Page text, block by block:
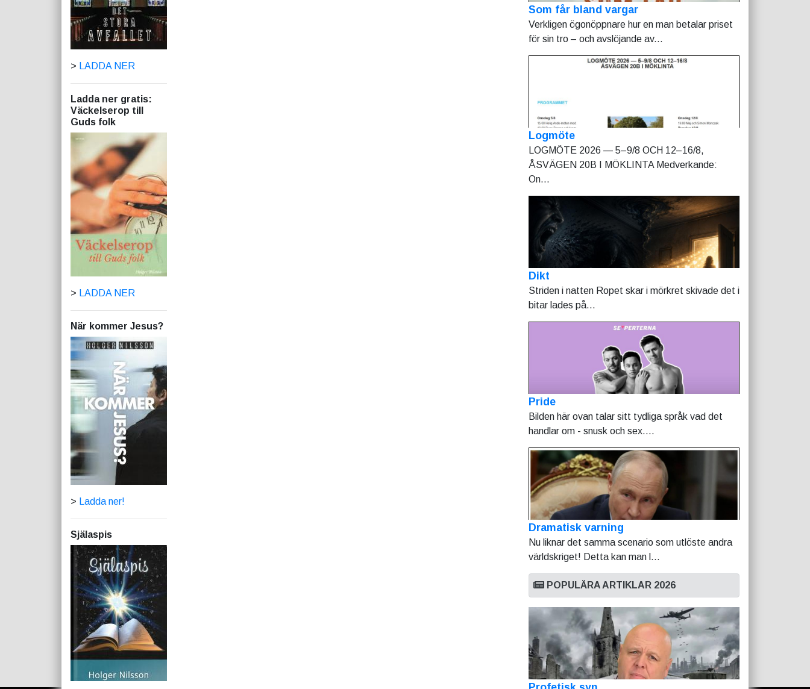
> LADDA NER
Ladda ner gratis:
Väckelserop till
Guds folk
> LADDA NER
När kommer Jesus?
> Ladda ner!
Själaspis
Som får bland vargar
Verkligen ögonöppnare hur en man betalar priset
för sin tro – och avslöjande av...
Logmöte
LOGMÖTE 2026 — 5–9/8 OCH 12–16/8,
ÅSVÄGEN 20B I MÖKLINTA Medverkande:
On...
Dikt
Striden i natten Ropet skar i mörkret skivade det i
bitar lades på...
Pride
Bilden här ovan talar sitt tydliga språk vad det
handlar om - snusk och sex....
Dramatisk varning
Nu liknar det samma scenario som utlöste andra
världskriget! Detta kan man l...
POPULÄRA ARTIKLAR 2026